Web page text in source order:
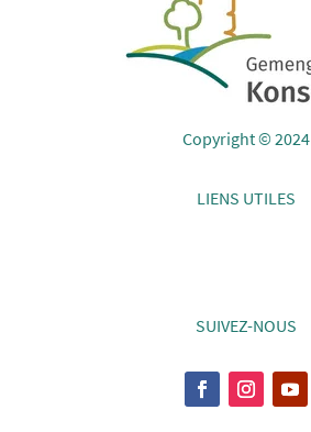
Copyright © 2024
LIENS UTILES
SUIVEZ-NOUS